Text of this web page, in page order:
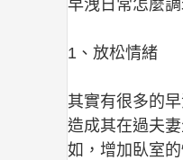
早洩日常怎麼
1、放松情緒
其實有很多的
造成其在過夫
如，增加臥室